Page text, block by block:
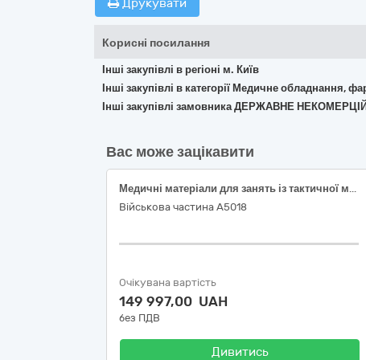
Друкувати
Корисні посилання
Інші закупівлі в регіоні м. Київ
Інші закупівлі в категорії Медичне обладнання,
Інші закупівлі замовника ДЕРЖАВНЕ
Вас може зацікавити
Медичні матеріали для занять із тактичної медицини (згідно коду ДК 021:2015: 33140000-3 — Медичні матеріали)
Військова частина А5018
Очікувана вартість
149 997,00 UAH
без ПДВ
Дивитись